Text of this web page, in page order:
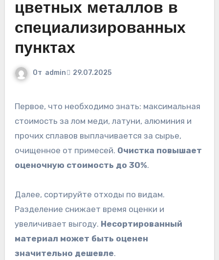
цветных металлов в
специализированных
пунктах
От admin 29.07.2025
Первое, что необходимо знать: максимальная
стоимость за лом меди, латуни, алюминия и
прочих сплавов выплачивается за сырье,
очищенное от примесей. Очистка повышает
оценочную стоимость до 30%.
Далее, сортируйте отходы по видам.
Разделение снижает время оценки и
увеличивает выгоду. Несортированный
материал может быть оценен
значительно дешевле.